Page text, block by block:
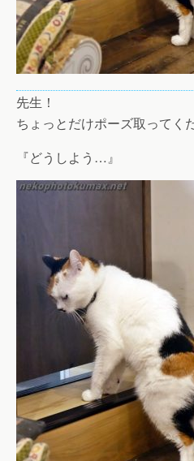
先生！
ちょっとだけポーズ取ってく
『どうしよう…』